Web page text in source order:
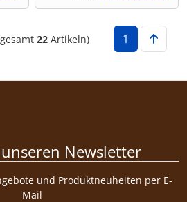
22Artikeln) 1
Newsletter
und Produktneuheiten per E-
Mail